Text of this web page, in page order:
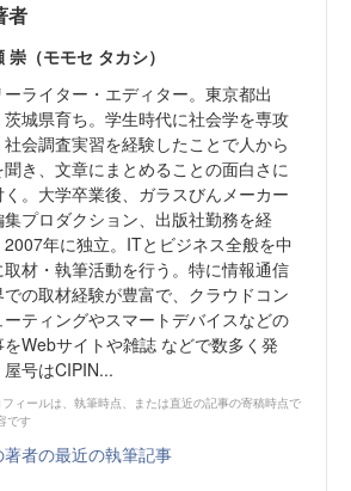
者
崇（モモセ タカシ）
ーライター・エディター。東京都出
茨城県育ち。学生時代に社会学を専攻
社会調査実習を経験したことで人から
聞き、文章にまとめることの面白さに
く。大学卒業後、ガラスびんメーカー
集プロダクション、出版社勤務を経
2007年に独立。ITとビジネス全般を中
取材・執筆活動を行う。特に情報通信
での取材経験が豊富で、クラウドコン
ーティングやスマートデバイスなどの
をWebサイトや雑誌 などで数多く発
屋号はCIPIN...
ィールは、執筆時点、または直近の記事の寄稿時点で
です
著者の最近の執筆記事